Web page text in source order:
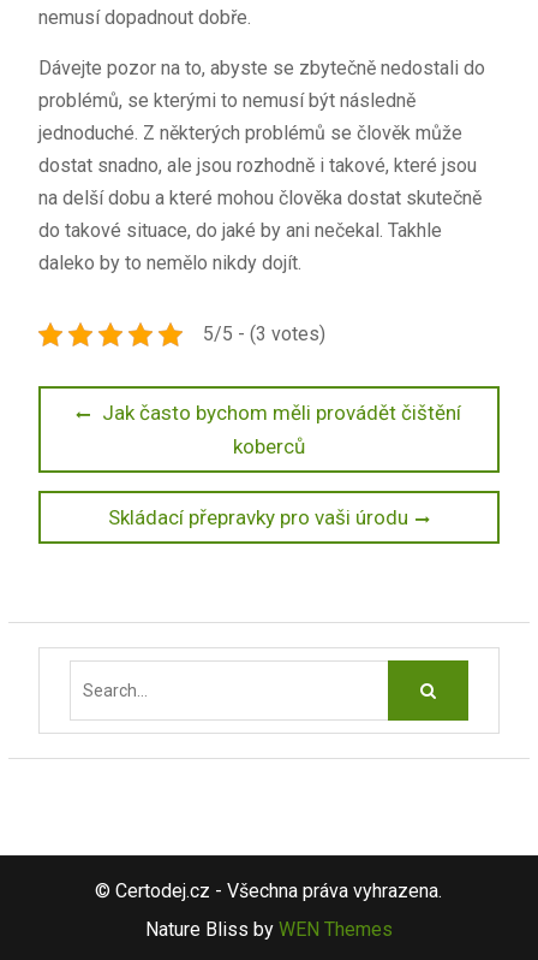
nemusí dopadnout dobře.
Dávejte pozor na to, abyste se zbytečně nedostali do
problémů, se kterými to nemusí být následně
jednoduché. Z některých problémů se člověk může
dostat snadno, ale jsou rozhodně i takové, které jsou
na delší dobu a které mohou člověka dostat skutečně
do takové situace, do jaké by ani nečekal. Takhle
daleko by to nemělo nikdy dojít.
5/5 - (3 votes)
Navigace
příspěvek
Previous
Jak často bychom měli provádět čištění
koberců
Next
post:
Skládací přepravky pro vaši úrodu
© Certodej.cz - Všechna práva vyhrazena.
Nature Bliss by WEN Themes